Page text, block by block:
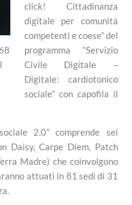
click! Cittadinanza
digitale per comunità
competenti e coese” del
programma “Servizio
Civile Digitale –
Digitale: cardiotonico
sociale” con capofila il
2.0” comprende sei
Daisy, Carpe Diem, Patch
Madre) che coinvolgono
attuati in 81 sedi di 31